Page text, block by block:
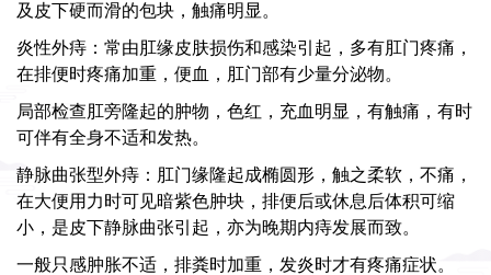
及皮下硬而滑的包块，触痛明显。
炎性外痔：常由肛缘皮肤损伤和感染引起，多有肛门疼痛，
在排便时疼痛加重，便血，肛门部有少量分泌物。
局部检查肛旁隆起的肿物，色红，充血明显，有触痛，有时
可伴有全身不适和发热。
静脉曲张型外痔：肛门缘隆起成椭圆形，触之柔软，不痛，
在大便用力时可见暗紫色肿块，排便后或休息后体积可缩
小，是皮下静脉曲张引起，亦为晚期内痔发展而致。
一般只感肿胀不适，排粪时加重，发炎时才有疼痛症状。